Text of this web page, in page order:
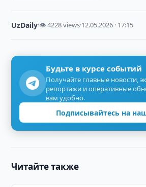
UzDaily·👁 4228 views·12.05.2026 · 17:15
Будьте в курсе событий
Получайте главные новости,
репортажи и оперативные
вам удобно.
Подписывайтесь на
Читайте также